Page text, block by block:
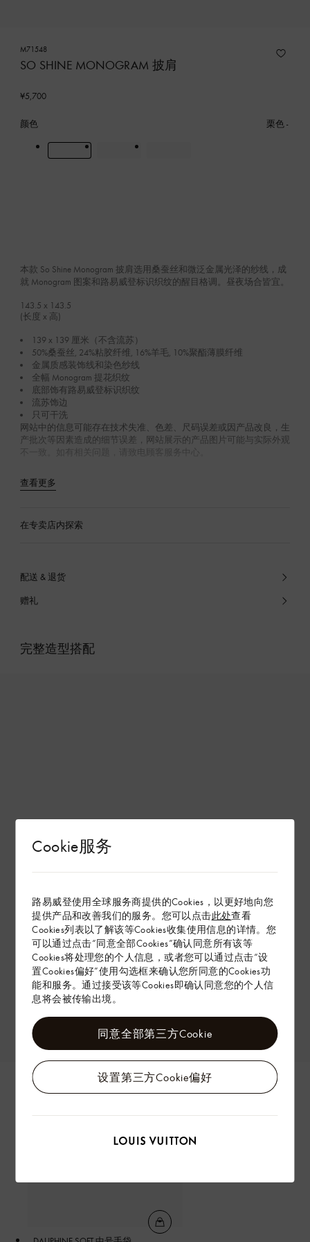
Cookie服务
路易威登使用全球服务商提供的Cookies，以更好地向您
提供产品和改善我们的服务。您可以点击此处查看
Cookies列表以了解该等Cookies收集使用信息的详情。您
可以通过点击“同意全部Cookies”确认同意所有该等
Cookies将处理您的个人信息，或者您可以通过点击“设
置Cookies偏好”使用勾选框来确认您所同意的Cookies功
能和服务。通过接受该等Cookies即确认同意您的个人信
息将会被传输出境。
设置第三方Cookie偏好
同意全部第三方Cookie
M71548
SO SHINE MONOGRAM 披肩
¥5,700
颜色 栗色
本款 So Shine Monogram 披肩选用桑蚕丝和微泛金属光泽的纱线，成
就 Monogram 图案和路易威登标识织纹的醒目格调。昼夜场合皆宜。
143.5 x 143.5
(长度 x 高)
139 x 139 厘米（不含流苏）
50%桑蚕丝, 24%粘胶纤维, 16%羊毛, 10%聚酯薄膜纤维
金属质感装饰线和染色纱线
全幅 Monogram 提花织纹
底部饰有路易威登标识织纹
流苏饰边
只可干洗
网站中的信息可能存在技术失准、色差、尺码误差或因产品改良，生
产批次等因素造成的细节误差，网站展示的产品图片可能与实际外观
不一致。如有相关问题，请致电顾客服务中心。
查看更多
在专卖店内探索
配送 & 退货
赠礼
完整造型搭配